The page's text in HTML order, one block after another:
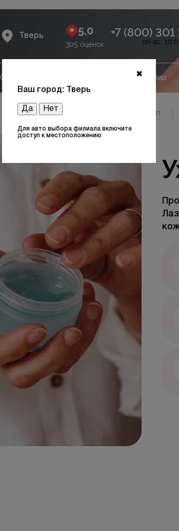
Тверь
✖
Ваш город: Тверь
Да Нет
Для авто выбора филиала включите
доступ к местоположению
5,0
305 оценок
+7 (800) 301
пн-вс:
Оборудование Лицензии
Подъёмы стоп Подъёмы стоп